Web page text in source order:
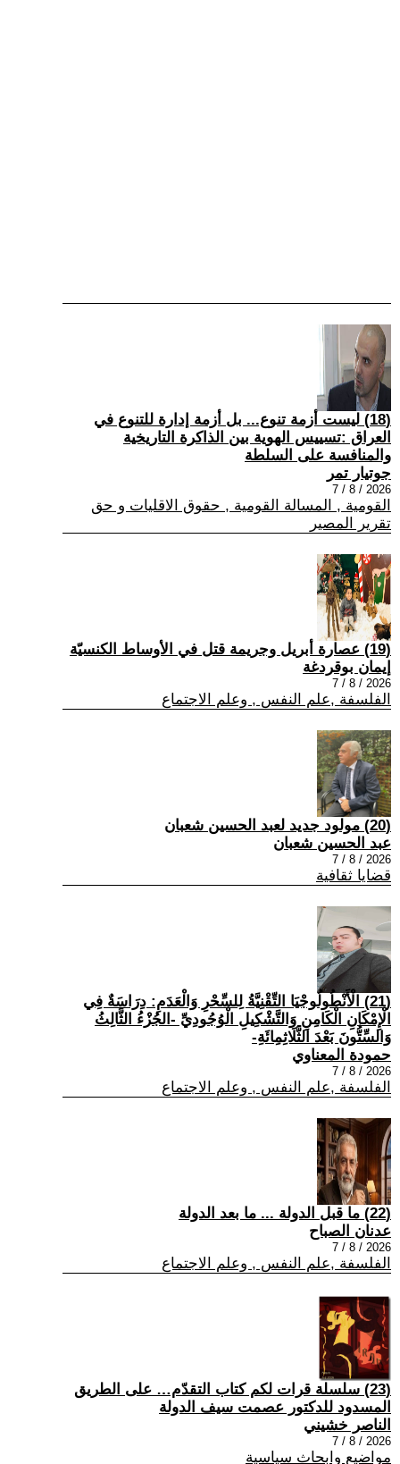
(18) ليست أزمة تنوع... بل أزمة إدارة للتنوع في
العراق :تسييس الهوية بين الذاكرة التاريخية
والمنافسة على السلطة
جوتيار تمر
2026 / 8 / 7
القومية , المسالة القومية , حقوق الاقليات و حق
تقرير المصير
(19) عصارة أبريل وجريمة قتل في الأوساط الكنسيّة
إيمان بوقردغة
2026 / 8 / 7
الفلسفة ,علم النفس , وعلم الاجتماع
(20) مولود جديد لعبد الحسين شعبان
عبد الحسين شعبان
2026 / 8 / 7
قضايا ثقافية
(21) الْأَنْطُولُوجْيَا التِّقْنِيَّةُ لِلسِّحْرِ وَالْعَدَمِ: دِرَاسَةٌ فِي
الْإِمْكَانِ الْكَامِنِ وَالتَّشْكِيلِ الْوُجُودِيِّ -الجُزْءُ الثَّالِثُ
وَالسِّتُّونَ بَعْدَ الثَّلَاثِمِائَةِ-
حمودة المعناوي
2026 / 8 / 7
الفلسفة ,علم النفس , وعلم الاجتماع
(22) ما قبل الدولة ... ما بعد الدولة
عدنان الصباح
2026 / 8 / 7
الفلسفة ,علم النفس , وعلم الاجتماع
(23) سلسلة قرات لكم كتاب التقدّم… على الطريق
المسدود للدكتور عصمت سيف الدولة
الناصر خشيني
2026 / 8 / 7
مواضيع وابحاث سياسية